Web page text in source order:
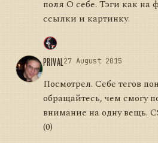
поля О себе. Тэги как на
ссылки и картинку.
PRIVAL27 August 2015
Посмотрел. Себе тегов
обращайтесь, чем смогу
внимание на одну вещь.
(0)